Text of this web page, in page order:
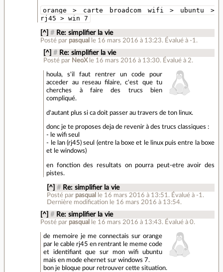
orange > carte broadcom wifi > ubuntu >
rj45 > win 7
[^] # Re: simplifier la vie
Posté par pasqual le 16 mars 2016 à 13:23. Évalué à -1 .
[^] # Re: simplifier la vie
Posté par NeoX le 16 mars 2016 à 13:30. Évalué à 2.
houla, s'il faut rentrer un code pour
acceder au reseau filaire, c'est que tu
cherches à faire des trucs bien
compliqué.
d'autant plus si ca doit passer au travers de ton linux.
donc je te proposes deja de revenir à des trucs classiques :
- le wifi seul
- le lan (rj45) seul (entre la boxe et le linux puis entre la boxe
et le windows)
en fonction des resultats on pourra peut-etre avoir des
pistes.
[^] # Re: simplifier la vie
Posté par pasqual le 16 mars 2016 à 13:51 . Évalué à -1 .
Dernière modification le 16 mars 2016 à 13:54.
[^] # Re: simplifier la vie
Posté par pasqual le 16 mars 2016 à 13:43. Évalué à 0.
de memoire je me connectais sur orange
par le cable rj45 en rentrant le meme code
et identifiant que sur mon wifi ubuntu
mais en mode ehernet sur windows 7.
bon je bloque pour retrouver cette situation.